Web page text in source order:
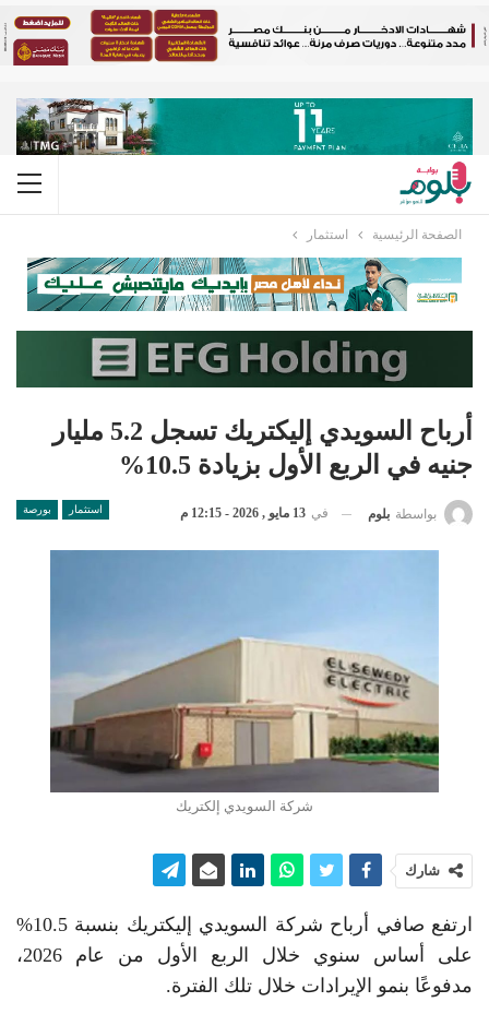
الصفحة الرئيسية استثمار
أرباح السويدي إليكتريك تسجل 5.2 مليار
جنيه في الربع الأول بزيادة 10.5%
استثمار بورصة بواسطة بلوم في 13 مايو , 2026 - 12:15 م
شركة السويدي إلكتريك
شارك
ارتفع صافي أرباح شركة السويدي إليكتريك بنسبة 10.5%
على أساس سنوي خلال الربع الأول من عام 2026،
مدفوعًا بنمو الإيرادات خلال تلك الفترة.